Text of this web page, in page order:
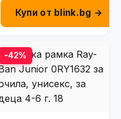
Купи от blink.bg →
-42%